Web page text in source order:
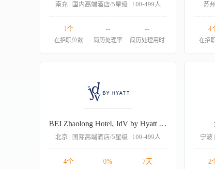
南充 | 国内高端酒店/5星级 | 100-499人
1个
在招职位数
--
简历处理率
--
简历处理用时
苏
4
在招
BEI Zhaolong Hotel, JdV by Hyatt 首北兆龙饭店，凯悦尚选品牌酒店
北京 | 国际高端酒店/5星级 | 100-499人
4个 0% 7天
宁波
2